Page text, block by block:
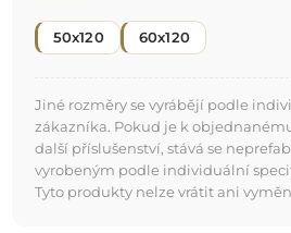
50x120 60x120
Jiné rozměry se vyrábějí podle
zákazníka. Pokud je k
další příslušenství, stává se
vyrobeným podle individuální
Tyto produkty nelze vrátit ani